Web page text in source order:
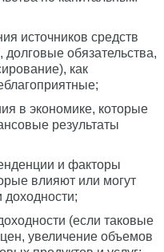
источников средств
обязательства,
как
в экономике, которые
результаты
и факторы
влияют или могут
доходности;
(если таковые
увеличение объемов